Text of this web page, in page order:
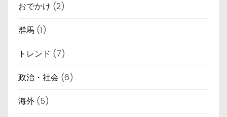
おでかけ (2)
群馬 (1)
トレンド (7)
政治・社会 (6)
海外 (5)